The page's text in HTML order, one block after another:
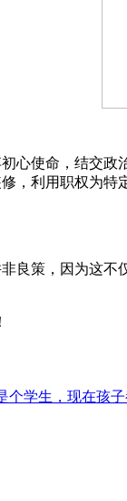
，结交政治骗
，利用职权为
因为这不仅涉
个学生，现在孩